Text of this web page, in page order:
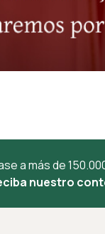
a más de
nuestro